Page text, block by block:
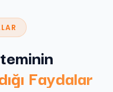
Faydalar